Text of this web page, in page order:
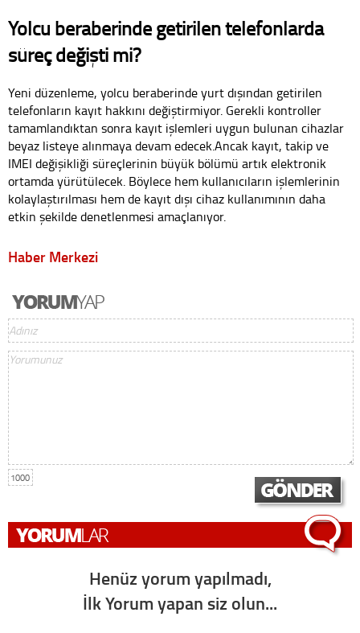
Yolcu beraberinde getirilen telefonlarda
süreç değişti mi?
Yeni düzenleme, yolcu beraberinde yurt dışından getirilen
telefonların kayıt hakkını değiştirmiyor. Gerekli kontroller
tamamlandıktan sonra kayıt işlemleri uygun bulunan cihazlar
beyaz listeye alınmaya devam edecek.Ancak kayıt, takip ve
IMEI değişikliği süreçlerinin büyük bölümü artık elektronik
ortamda yürütülecek. Böylece hem kullanıcıların işlemlerinin
kolaylaştırılması hem de kayıt dışı cihaz kullanımının daha
etkin şekilde denetlenmesi amaçlanıyor.
Haber Merkezi
1000
Henüz yorum yapılmadı,
İlk Yorum yapan siz olun...